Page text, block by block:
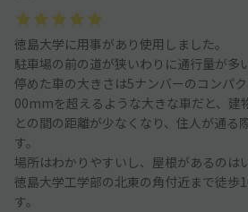
徳島大学に用事があり使用しました。
駐車場の前の道が狭いわりに通行量が多
停めた車の大きさは5ナンバーのコンパ
00mmを超えるような大きな車だと、建
との間の距離が少なくなり、住人が通る
す。
場所はわかりやすいし、屋根があるのは
徳島大学工学部の北東の角付近まで徒歩
す。